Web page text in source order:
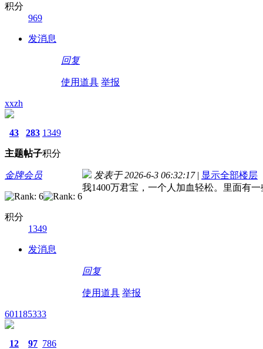
积分
969
发消息
回复
使用道具 举报
xxzh
43
主题
283
帖子
1349
积分
金牌会员
积分
1349
发消息
发表于 2026-6-3 06:32:17 | 显示全部楼层
我1400万君宝，一个人加血轻松。里面有
回复
使用道具 举报
601185333
12 97 786